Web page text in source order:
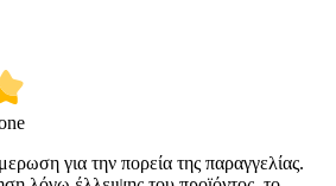
για την πορεία της παραγγελίας.